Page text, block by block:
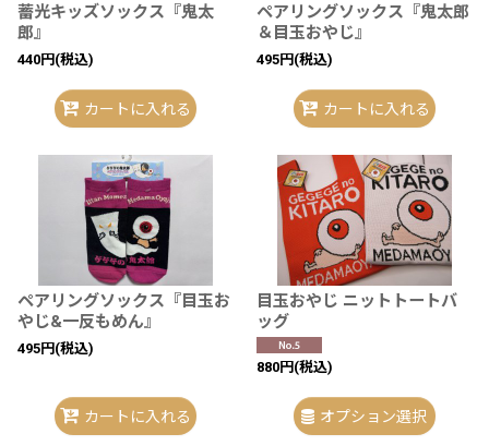
蓄光キッズソックス『鬼太
郎』
440円 (税込)
カートに入れる
ペアリングソックス『鬼太郎
＆目玉おやじ』
495円 (税込)
カートに入れる
ペアリングソックス『目玉お
やじ&一反もめん』
495円 (税込)
カートに入れる
目玉おやじ ニットトートバ
ッグ
880円 (税込)
オプション選択